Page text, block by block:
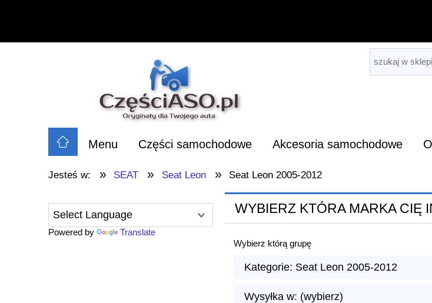
Menu Części samochodowe Akcesoria samochodowe
Jesteś w: » SEAT » Seat Leon » Seat Leon 2005-2012
Powered by Translate
WYBIERZ KTÓRA MARKA CIĘ
Wybierz którą grupę
Kategorie: Seat Leon 2005-2012
Wysyłka w: (wybierz)